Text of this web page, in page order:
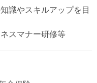
識やスキルアップを目
スマナー研修等